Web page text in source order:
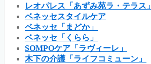
レオパレス「あずみ苑ラ・テラス」
ベネッセスタイルケア
ベネッセ「まどか」
ベネッセ「くらら」
SOMPOケア「ラヴィーレ」
木下の介護「ライフコミューン」